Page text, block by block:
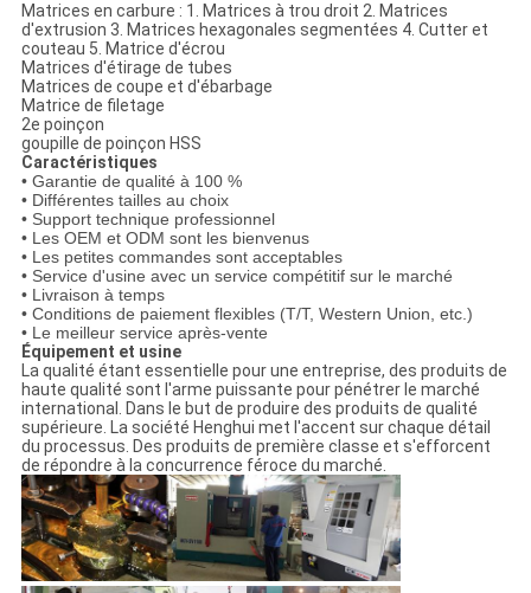
Matrices en carbure : 1. Matrices à trou droit 2. Matrices
d'extrusion 3. Matrices hexagonales segmentées 4. Cutter et
couteau 5. Matrice d'écrou
Matrices d'étirage de tubes
Matrices de coupe et d'ébarbage
Matrice de filetage
2e poinçon
goupille de poinçon HSS
Caractéristiques
• Garantie de qualité à 100 %
• Différentes tailles au choix
• Support technique professionnel
• Les OEM et ODM sont les bienvenus
• Les petites commandes sont acceptables
• Service d'usine avec un service compétitif sur le marché
• Livraison à temps
• Conditions de paiement flexibles (T/T, Western Union, etc.)
• Le meilleur service après-vente
Équipement et usine
La qualité étant essentielle pour une entreprise, des produits de
haute qualité sont l'arme puissante pour pénétrer le marché
international. Dans le but de produire des produits de qualité
supérieure. La société Henghui met l'accent sur chaque détail
du processus. Des produits de première classe et s'efforcent
de répondre à la concurrence féroce du marché.